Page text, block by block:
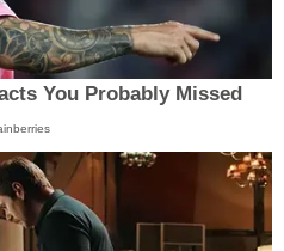
You Probably Missed